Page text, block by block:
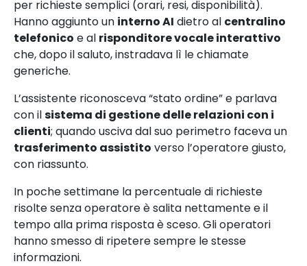
per richieste semplici (orari, resi, disponibilità).
Hanno aggiunto un interno AI dietro al centralino
telefonico e al risponditore vocale interattivo
che, dopo il saluto, instradava lì le chiamate
generiche.
L’assistente riconosceva “stato ordine” e parlava
con ilsistema di gestione delle relazioni con i
clienti; quando usciva dal suo perimetro faceva un
trasferimento assistito verso l’operatore giusto,
con riassunto.
In poche settimane la percentuale di richieste
risolte senza operatore è salita nettamente e il
tempo alla prima risposta è sceso. Gli operatori
hanno smesso di ripetere sempre le stesse
informazioni.